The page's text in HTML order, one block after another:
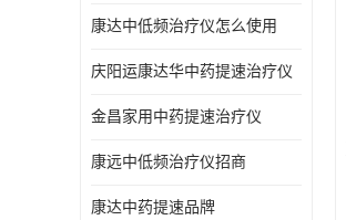
康达中低频治疗仪怎么使用
庆阳运康达华中药提速治疗仪
金昌家用中药提速治疗仪
康远中低频治疗仪招商
康达中药提速品牌